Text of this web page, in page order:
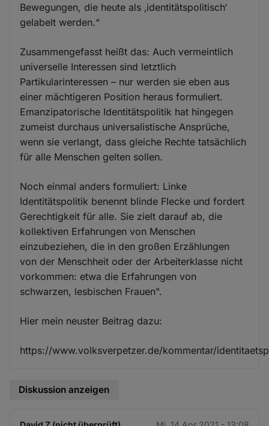
Bewegungen, die heute als ‚identitätspolitisch‘
gelabelt werden.“
Zusammengefasst heißt das: Auch vermeintlich
universelle Interessen sind letztlich
Partikularinteressen – nur werden sie eben aus
einer mächtigeren Position heraus formuliert.
Emanzipatorische Identitätspolitik hat hingegen
zumeist durchaus universalistische Ansprüche,
wenn sie verlangt, dass gleiche Rechte tatsächlich
für alle Menschen gelten sollen.
Noch einmal anders formuliert: Linke
Identitätspolitik benennt blinde Flecke und fordert
Gerechtigkeit für alle. Sie zielt darauf ab, die
kollektiven Erfahrungen von Menschen
einzubeziehen, die in den großen Erzählungen
von der Menschheit oder der Arbeiterklasse nicht
vorkommen: etwa die Erfahrungen von
schwarzen, lesbischen Frauen".
Hier mein neuster Beitrag dazu:
https://www.volksverpetzer.de/kommentar/
Diskussion anzeigen